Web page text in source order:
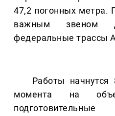
47,2 погонных метра.
важным звеном
федеральные трассы
Работы начнутся
момента на